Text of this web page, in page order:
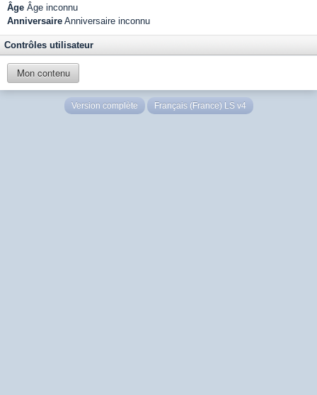
Âge Âge inconnu
Anniversaire Anniversaire inconnu
Contrôles utilisateur
Mon contenu
Version complète Français (France) LS v4